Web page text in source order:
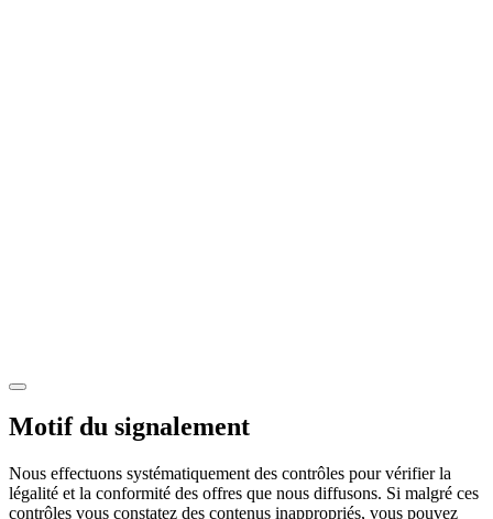
Motif du signalement
Nous effectuons systématiquement des contrôles pour vérifier la
légalité et la conformité des offres que nous diffusons. Si malgré ces
contrôles vous constatez des contenus inappropriés, vous pouvez